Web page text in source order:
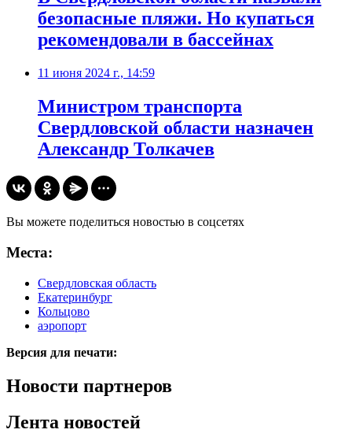
безопасные пляжи. Но купаться
рекомендовали в бассейнах
11 июня 2024 г., 14:59
Министром транспорта
Свердловской области назначен
Александр Толкачев
Вы можете поделиться новостью в соцсетях
Места:
Свердловская область
Екатеринбург
Кольцово
аэропорт
Версия для печати:
Новости партнеров
Лента новостей